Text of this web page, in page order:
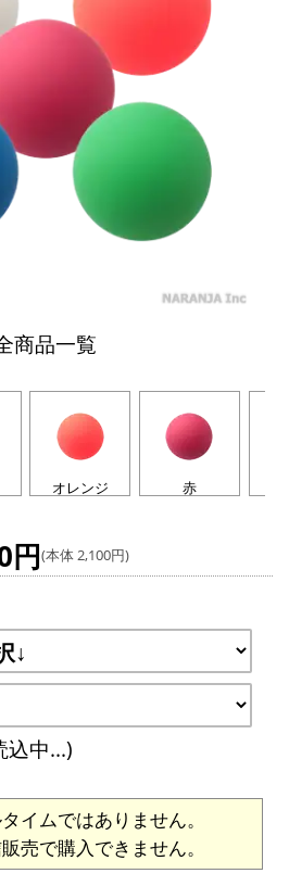
商品一覧
オレンジ 赤
円(本体 2,100円)
込中...)
イムではありません。
売で購入できません。